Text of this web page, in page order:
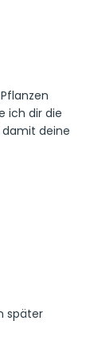
ich dir die
damit deine
später